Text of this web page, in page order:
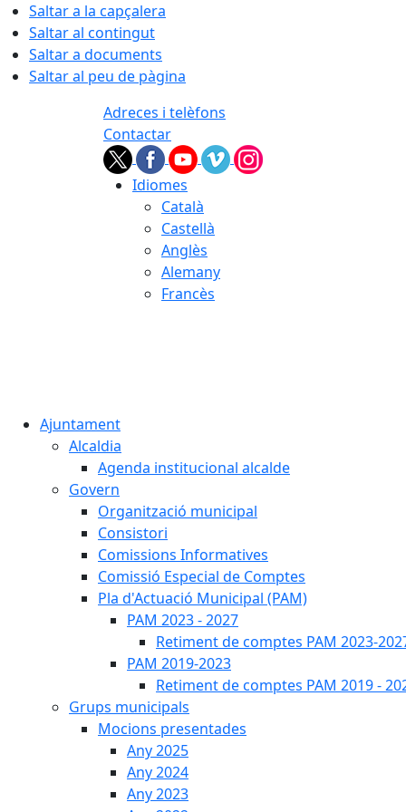
Saltar a la capçalera
Saltar al contingut
Saltar a documents
Saltar al peu de pàgina
Adreces i telèfons
Contactar
Idiomes
Català
Castellà
Anglès
Alemany
Francès
Ajuntament
Alcaldia
Agenda institucional alcalde
Govern
Organització municipal
Consistori
Comissions Informatives
Comissió Especial de Comptes
Pla d'Actuació Municipal (PAM)
PAM 2023 - 2027
Retiment de comptes PAM 2023-
PAM 2019-2023
Retiment de comptes PAM 2019 -
Grups municipals
Mocions presentades
Any 2025
Any 2024
Any 2023